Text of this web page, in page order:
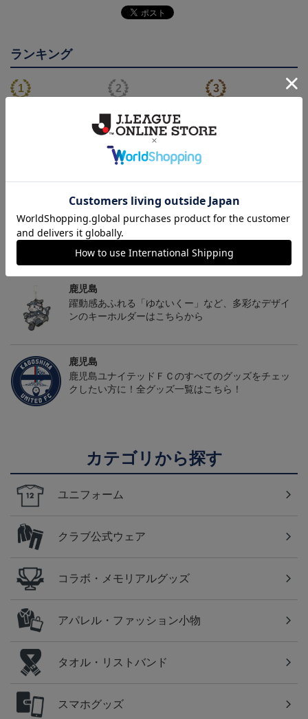
ランキング
26/27オーセンティックユ
ニフォーム（FP1st）
13,200円～17,600円
【値引き】【すぐにお届
け】2025オーセンティッ
クユニフォーム FP1st
8,800円
【すぐにお届け】明治安
田J2・J3百年構想リーグ
13,200円
鹿児島
躍動感あふれる「ゆないくー」など、多彩なデザイ
ンのキーホルダーはこちらから
鹿児島
鹿児島ユナイテッドＦＣのすべてのグッズをチェッ
クしたい方に！全グッズ一覧はこちら！
カテゴリから探す
ユニフォーム
クラブ公式ウェア
コラボ・メモリアルグッズ
アパレル・ファッション小物
タオル・リストバンド
スマホグッズ